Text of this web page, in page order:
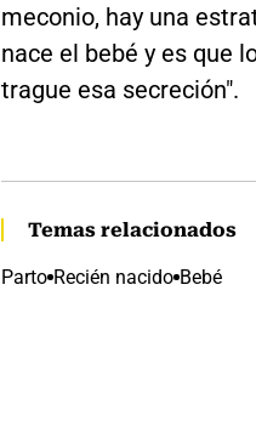
meconio, hay una
nace el bebé y es que
trague esa secreción".
Temas relacionados
Parto Recién nacido Bebé